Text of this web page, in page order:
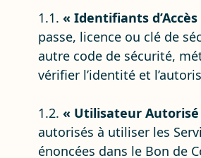
1.1. « Identifiants d’Accès
passe, licence ou clé de
autre code de sécurité,
vérifier l’identité et
1.2. « Utilisateur Autorisé
autorisés à utiliser les
énoncées dans le Bon de